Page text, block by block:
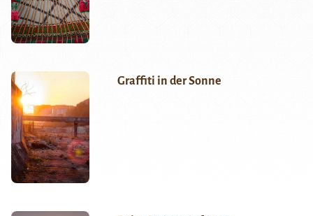
Graffiti in der Sonne